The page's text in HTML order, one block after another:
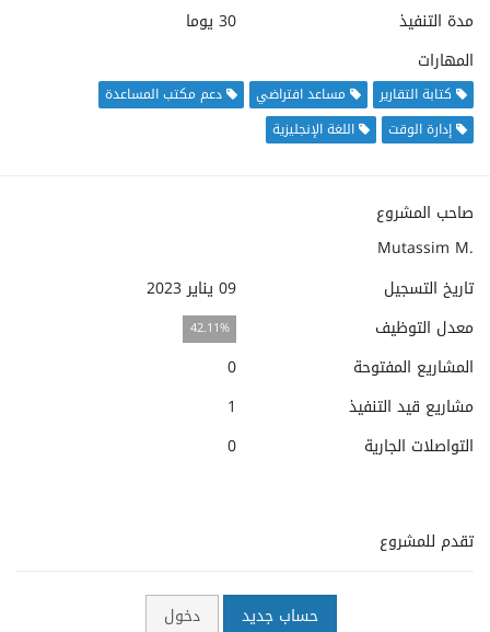
مدة التنفيذ
30 يوما
المهارات
كتابة التقارير مساعد افتراضي
دعم مكتب المساعدة
إدارة الوقت
اللغة الإنجليزية
صاحب المشروع
Mutassim M.
تاريخ التسجيل
09 يناير 2023
معدل التوظيف
42.11%
المشاريع المفتوحة
0
مشاريع قيد التنفيذ
1
التواصلات الجارية
0
تقدم للمشروع
حساب جديد دخول